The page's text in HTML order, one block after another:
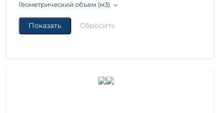
Геометрический объем (м3)